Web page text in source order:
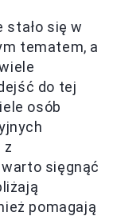
stało się w
tematem, a
do tej
osób
z
sięgnąć
pomagają